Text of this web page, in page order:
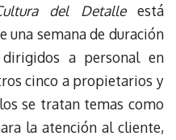
del Detalleestá
una semana de duración
a personal en
cinco a propietarios y
se tratan temas como
la atención al cliente,